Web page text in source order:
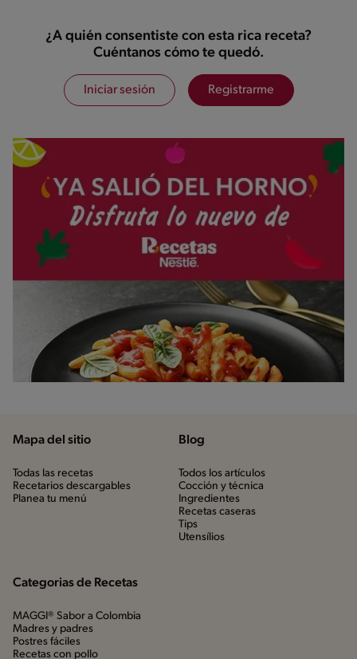
¿A quién consentiste con esta rica receta?
Cuéntanos cómo te quedó.
Iniciar sesión Registrarme
Mapa del sitio
Todas las recetas
Recetarios descargables
Planea tu menú
Blog
Todos los artículos
Cocción y técnica
Ingredientes
Recetas caseras
Tips
Utensílios
Categorias de Recetas
MAGGI® Sabor a Colombia
Madres y padres
Postres fáciles
Recetas con pollo